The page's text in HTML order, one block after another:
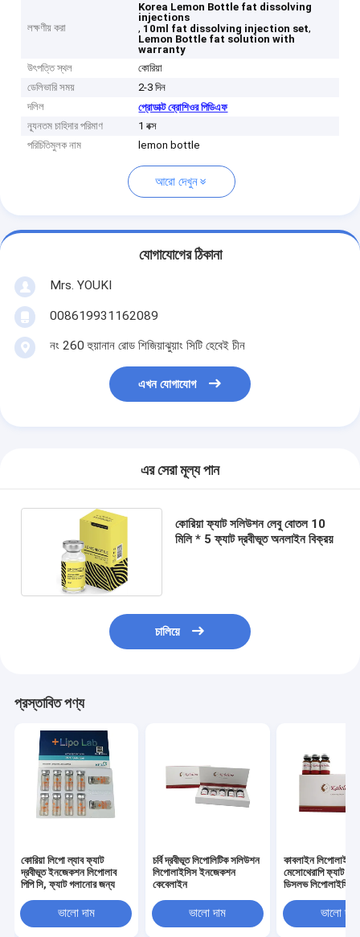
লক্ষণীয় করা
Korea Lemon Bottle fat dissolving
injections
, 10ml fat dissolving injection set,
Lemon Bottle fat solution with
warranty
উৎপত্তি স্থল
কোরিয়া
ডেলিভারি সময়
2-3 দিন
দলিল
প্রোডাক্ট ব্রোশিওর পিডিএফ
ন্যূনতম চাহিদার পরিমাণ
1 বক্স
পরিচিতিমুলক নাম
lemon bottle
আরো দেখুন
যোগাযোগের ঠিকানা
Mrs. YOUKI
008619931162089
নং 260 হুয়ানান রোড শিজিয়াঝুয়াং সিটি হেবেই চীন
এখন যোগাযোগ
এর সেরা মূল্য পান
কোরিয়া ফ্যাট সলিউশন লেবু বোতল 10
মিলি * 5 ফ্যাট দ্রবীভূত অনলাইন বিক্রয়
চালিয়ে
প্রস্তাবিত পণ্য
কোরিয়া লিপো ল্যাব ফ্যাট
দ্রবীভূত ইনজেকশন লিপোলাব
পিপি সি, ফ্যাট গলানোর জন্য
ভালো দাম
চর্বি দ্রবীভূত লিপোলিটিক সলিউশন
লিপোলাইসিস ইনজেকশন
কেবেলাইন
ভালো দাম
কাবলাইন
মেসোথেরাপি ফ্যাট
ডিসলভ লিপোলাইসিস
ভালো দাম